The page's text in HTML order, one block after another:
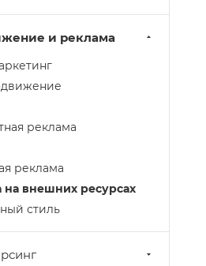
и реклама
реклама
реклама
на внешних ресурсах
стиль